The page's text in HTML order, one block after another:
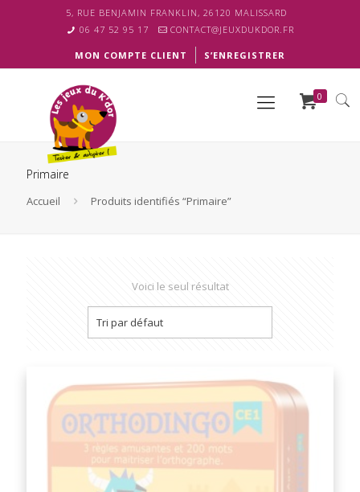
5, RUE BENJAMIN FRANKLIN, 26120 MALISSARD
06 47 52 95 17
CONTACT@JEUXDUKDOR.FR
MON COMPTE CLIENT S’ENREGISTRER
0
Primaire
Accueil Produits identifiés “Primaire”
Voici le seul résultat